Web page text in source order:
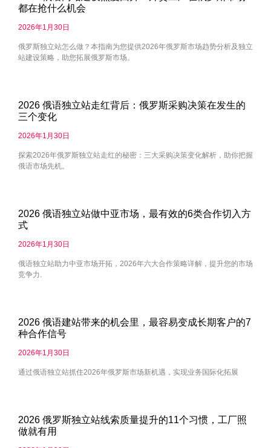
都在抢什么机会
2026年1月30日
俄罗斯独立站怎么做？本指南为您提供2026年俄罗斯市场趋势分析及独立
站建设策略，助您拓展俄罗斯市场。
2026 俄语独立站走红背后：俄罗斯采购决策在发生的
三个变化
2026年1月30日
探索2026年俄罗斯独立站走红的秘密：三大采购决策变化解析，助你把握
俄语市场先机。
2026 俄语独立站做中亚市场，最有效的6类合作切入方
式
2026年1月30日
俄语独立站助力中亚市场开拓，2026年六大合作策略详解，提升您的市场
竞争力.
2026 俄语建站带来的机会里，最容易变成长期客户的7
种合作信号
2026年1月30日
通过俄语独立站抓住2026年俄罗斯市场新机遇，实现业务国际化拓展
2026 俄罗斯独立站线索质量提升的11个习惯，工厂照
做就有用